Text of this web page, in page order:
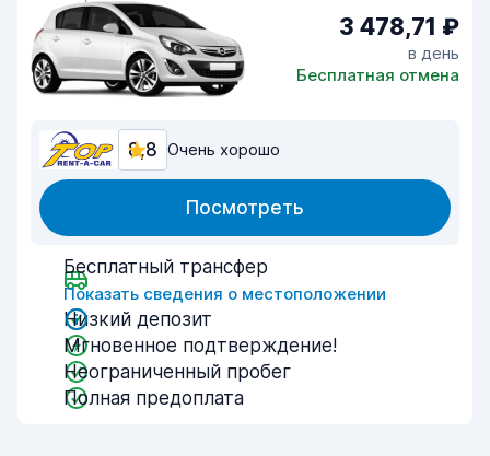
3 478,71 ₽
в день
Бесплатная отмена
8,8 Очень хорошо
Посмотреть
Бесплатный трансфер
Показать сведения о местоположении
Низкий депозит
Мгновенное подтверждение!
Неограниченный пробег
Полная предоплата